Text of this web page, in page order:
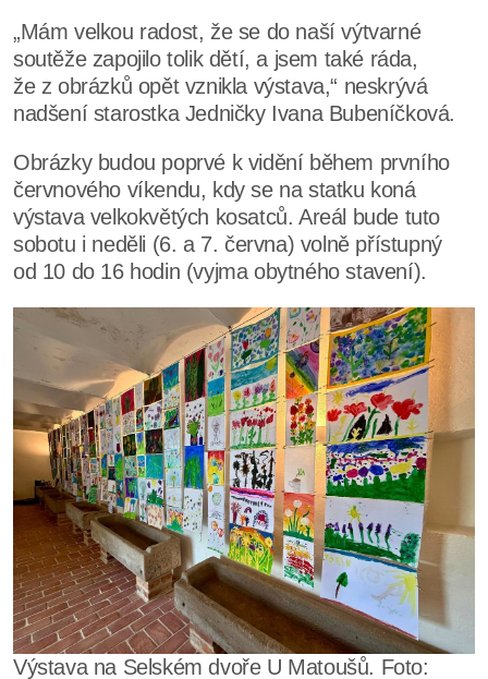
„Mám velkou radost, že se do naší výtvarné
soutěže zapojilo tolik dětí, a jsem také ráda,
že z obrázků opět vznikla výstava,“ neskrývá
nadšení starostka Jedničky Ivana Bubeníčková.
Obrázky budou poprvé k vidění během prvního
červnového víkendu, kdy se na statku koná
výstava velkokvětých kosatců. Areál bude tuto
sobotu i neděli (6. a 7. června) volně přístupný
od 10 do 16 hodin (vyjma obytného stavení).
Výstava na Selském dvoře U Matoušů. Foto: